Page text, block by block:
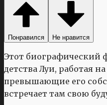
Понравился Не нравится
Этот биографический
детства Луи, работая
превышающие его
встречает там свою